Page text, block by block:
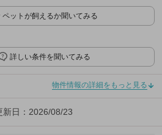
ペットが飼えるか聞いてみる
詳しい条件を聞いてみる
物件情報の詳細をもっと見る
新日：2026/08/23